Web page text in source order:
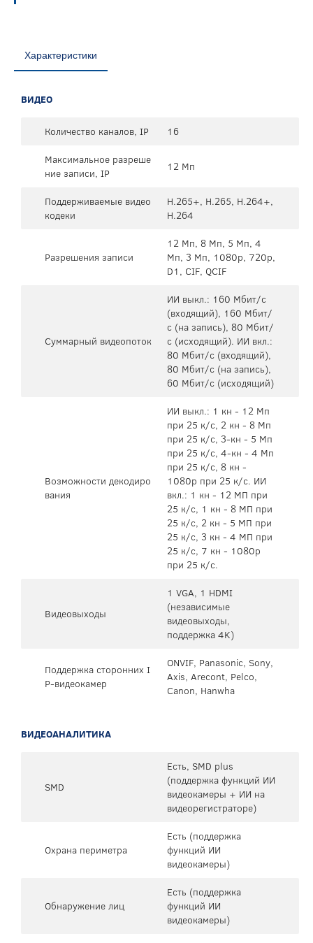
Характеристики
ВИДЕО
Количество каналов, IP
16
Максимальное разреше
ние записи, IP
12 Мп
Поддерживаемые видео
кодеки
H.265+, H.265, H.264+,
H.264
Разрешения записи
12 Мп, 8 Мп, 5 Мп, 4
Мп, 3 Мп, 1080p, 720p,
D1, CIF, QCIF
Суммарный видеопоток
ИИ выкл.: 160 Мбит/с
(входящий), 160 Мбит/
с (на запись), 80 Мбит/
с (исходящий). ИИ вкл.:
80 Мбит/с (входящий),
80 Мбит/с (на запись),
60 Мбит/с (исходящий)
Возможности декодиро
вания
ИИ выкл.: 1 кн - 12 Мп
при 25 к/с, 2 кн - 8 Мп
при 25 к/с, 3-кн - 5 Мп
при 25 к/с, 4-кн - 4 Мп
при 25 к/с, 8 кн -
1080p при 25 к/с. ИИ
вкл.: 1 кн - 12 МП при
25 к/с, 1 кн - 8 МП при
25 к/с, 2 кн - 5 МП при
25 к/с, 3 кн - 4 МП при
25 к/с, 7 кн - 1080p
при 25 к/с.
Видеовыходы
1 VGA, 1 HDMI
(независимые
видеовыходы,
поддержка 4K)
Поддержка сторонних I
P-видеокамер
ONVIF, Panasonic, Sony,
Axis, Arecont, Pelco,
Canon, Hanwha
ВИДЕОАНАЛИТИКА
SMD
Есть, SMD plus
(поддержка функций ИИ
видеокамеры + ИИ на
видеорегистраторе)
Охрана периметра
Есть (поддержка
функций ИИ
видеокамеры)
Обнаружение лиц
Есть (поддержка
функций ИИ
видеокамеры)